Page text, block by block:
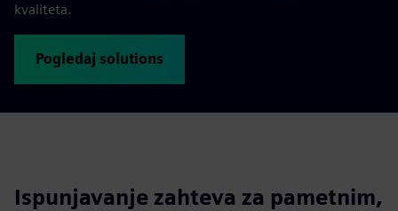
kvaliteta.
Pogledaj solutions
Ispunjavanje zahteva za pametnim,